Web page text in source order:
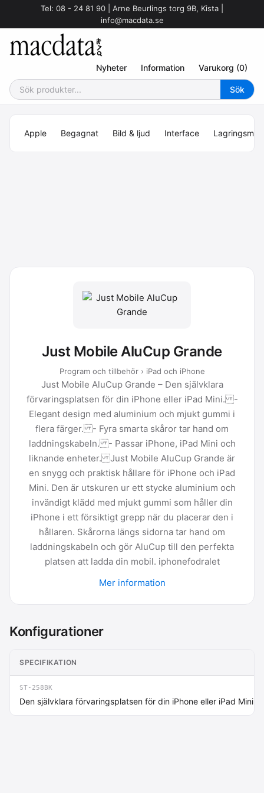
Tel: 08 - 24 81 90 | Arne Beurlings torg 9B, Kista |
info@macdata.se
Nyheter Information Varukorg (0)
Apple Begagnat Bild & ljud Interface
Just Mobile AluCup Grande
Program och tillbehör › iPad och iPhone
Just Mobile AluCup Grande – Den självklara
förvaringsplatsen för din iPhone eller iPad Mini. -
Elegant design med aluminium och mjukt gummi i
flera färger. - Fyra smarta skåror tar hand om
laddningskabeln. - Passar iPhone, iPad Mini och
liknande enheter. Just Mobile AluCup Grande är
en snygg och praktisk hållare för iPhone och iPad
Mini. Den är utskuren ur ett stycke aluminium och
invändigt klädd med mjukt gummi som håller din
iPhone i ett försiktigt grepp när du placerar den i
hållaren. Skårorna längs sidorna tar hand om
laddningskabeln och gör AluCup till den perfekta
platsen att ladda din mobil. iphonefodralet
Mer information
Konfigurationer
SPECIFIKATION
ST-258BK
Den självklara förvaringsplatsen för din iPhone eller iPad Mini.